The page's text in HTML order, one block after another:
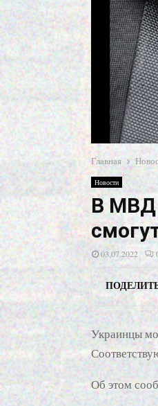
Главная
Новости
В МВД
03.07.2022
Украинцы
Об этом